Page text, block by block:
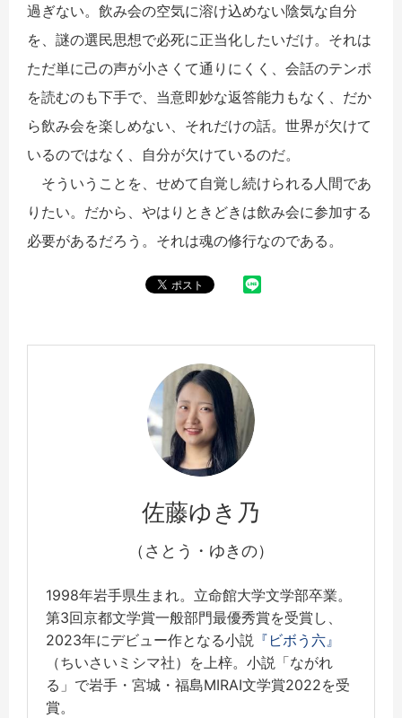
過ぎない。飲み会の空気に溶け込めない陰気な自分
を、謎の選民思想で必死に正当化したいだけ。それは
ただ単に己の声が小さくて通りにくく、会話のテンポ
を読むのも下手で、当意即妙な返答能力もなく、だか
ら飲み会を楽しめない、それだけの話。世界が欠けて
いるのではなく、自分が欠けているのだ。
そういうことを、せめて自覚し続けられる人間であ
りたい。だから、やはりときどきは飲み会に参加する
必要があるだろう。それは魂の修行なのである。
佐藤ゆき乃
（さとう・ゆきの）
1998年岩手県生まれ。立命館大学文学部卒業。
第3回京都文学賞一般部門最優秀賞を受賞し、
2023年にデビュー作となる小説 『ビボう六』
（ちいさいミシマ社）を上梓。小説「ながれ
る」で岩手・宮城・福島MIRAI文学賞2022を受
賞。